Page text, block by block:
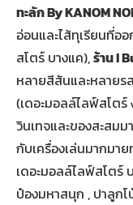
ทะลัก By KANOM
อ่อนและไส้ทุเรียนที่อ
สโตร์ บางแค),ร้าน I
หลายสีสันและหลายร
(เดอะมอลล์ไลฟ์สโต
วินเทจและของสะสม
กับเครื่องเล่นมากมาย
เดอะมอลล์ไลฟ์สโตร์
ป๋องมหาสนุก , ปาลูกโ